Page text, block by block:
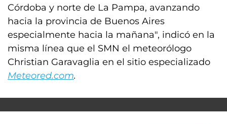
Córdoba y norte de La Pampa, avanzando
hacia la provincia de Buenos Aires
especialmente hacia la mañana", indicó en la
misma línea que el SMN el meteorólogo
Christian Garavaglia en el sitio especializado
Meteored.com.